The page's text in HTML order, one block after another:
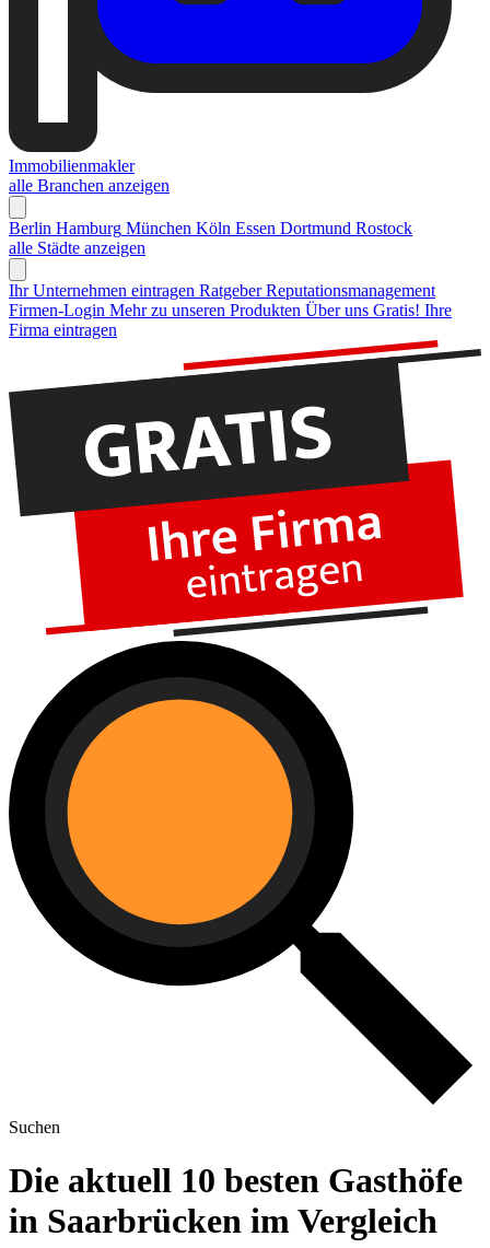
Immobilienmakler
alle Branchen anzeigen
Berlin Hamburg München Köln Essen Dortmund Rostock
alle Städte anzeigen
Ihr Unternehmen eintragen Ratgeber Reputationsmanagement
Firmen-Login Mehr zu unseren Produkten Über uns Gratis! Ihre
Firma eintragen
Suchen
Die aktuell 10 besten Gasthöfe
in Saarbrücken im Vergleich